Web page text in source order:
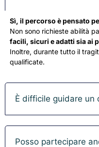
Sì, il percorso è pensato
Non sono richieste abilità
facili, sicuri e adatti sia ai
Inoltre, durante tutto il
qualificate.
È difficile guidare un
Posso partecipare